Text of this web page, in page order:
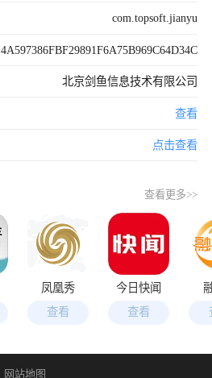
com.topsoft.jianyu
4A597386FBF29891F6A75B969C64D34C
北京剑鱼信息技术有限公司
查看
点击查看
查看更多>>
凤凰秀
查看
今日快闻
查看
网站地图